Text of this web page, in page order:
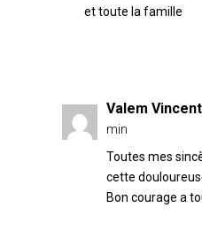
et toute la famille
Valem Vincent
min
Toutes mes
cette
Bon courage a